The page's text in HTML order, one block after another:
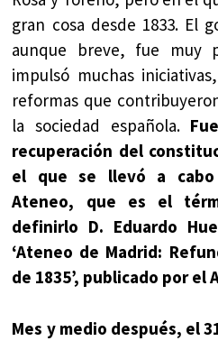
gran cosa desde 1833. El
aunque breve, fue muy
impulsó muchas
reformas que
la sociedad española.
recuperación del
el que se llevó a cabo
Ateneo, que es el
definirlo D. Eduardo
‘Ateneo de Madrid:
de 1835’, publicado por el
Mes y medio después, el